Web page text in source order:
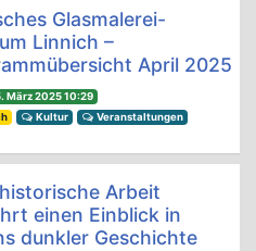
Glasmalerei-
Linnich –
April 2025
März 2025 10:29
Kultur Veranstaltungen
Arbeit
einen Einblick in
dunkler Geschichte